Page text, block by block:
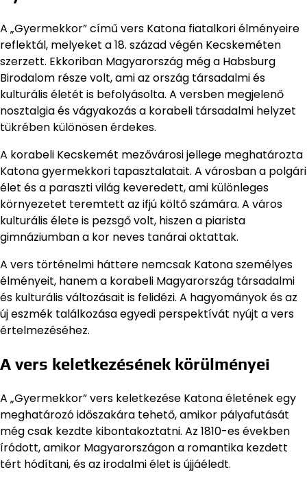
A „Gyermekkor” című vers Katona fiatalkori élményeire
reflektál, melyeket a 18. század végén Kecskeméten
szerzett. Ekkoriban Magyarország még a Habsburg
Birodalom része volt, ami az ország társadalmi és
kulturális életét is befolyásolta. A versben megjelenő
nosztalgia és vágyakozás a korabeli társadalmi helyzet
tükrében különösen érdekes.
A korabeli Kecskemét mezővárosi jellege meghatározta
Katona gyermekkori tapasztalatait. A városban a polgári
élet és a paraszti világ keveredett, ami különleges
környezetet teremtett az ifjú költő számára. A város
kulturális élete is pezsgő volt, hiszen a piarista
gimnáziumban a kor neves tanárai oktattak.
A vers történelmi háttere nemcsak Katona személyes
élményeit, hanem a korabeli Magyarország társadalmi
és kulturális változásait is felidézi. A hagyományok és az
új eszmék találkozása egyedi perspektívát nyújt a vers
értelmezéséhez.
A vers keletkezésének körülményei
A „Gyermekkor” vers keletkezése Katona életének egy
meghatározó időszakára tehető, amikor pályafutását
még csak kezdte kibontakoztatni. Az 1810-es években
íródott, amikor Magyarországon a romantika kezdett
tért hódítani, és az irodalmi élet is újjáéledt.